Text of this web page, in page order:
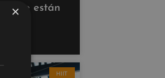
que están
HIIT
×